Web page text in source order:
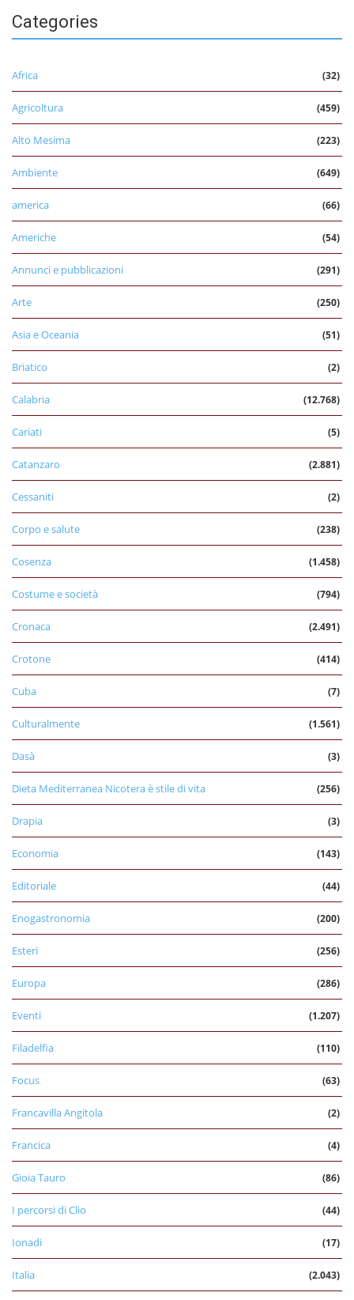
Categories
Africa (32)
Agricoltura (459)
Alto Mesima (223)
Ambiente (649)
america (66)
Americhe (54)
Annunci e pubblicazioni (291)
Arte (250)
Asia e Oceania (51)
Briatico (2)
Calabria (12.768)
Cariati (5)
Catanzaro (2.881)
Cessaniti (2)
Corpo e salute (238)
Cosenza (1.458)
Costume e società (794)
Cronaca (2.491)
Crotone (414)
Cuba (7)
Culturalmente (1.561)
Dasà (3)
Dieta Mediterranea Nicotera è stile di vita (256)
Drapia (3)
Economia (143)
Editoriale (44)
Enogastronomia (200)
Esteri (256)
Europa (286)
Eventi (1.207)
Filadelfia (110)
Focus (63)
Francavilla Angitola (2)
Francica (4)
Gioia Tauro (86)
I percorsi di Clio (44)
Ionadi (17)
Italia (2.043)